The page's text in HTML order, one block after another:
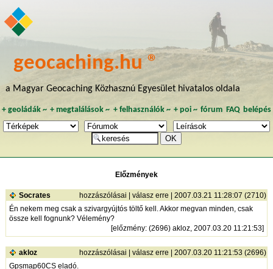
geocaching.hu ®
a Magyar Geocaching Közhasznú Egyesület hivatalos oldala
+ geoládák~ +megtalálások ~ + felhasználók~ + poi~ fórum FAQ belépés
Előzmények
Socrates hozzászólásai | válasz erre | 2007.03.21 11:28:07 (2710)
Én nekem meg csak a szivargyújtós töltő kell. Akkor megvan minden, csak
össze kell fognunk? Vélemény?
[előzmény: (2696) akloz, 2007.03.20 11:21:53]
akloz hozzászólásai | válasz erre | 2007.03.20 11:21:53 (2696)
Gpsmap60CS eladó.